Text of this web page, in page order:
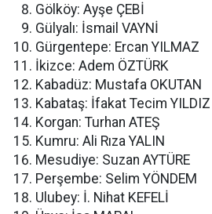
Gölköy: Ayşe ÇEBİ
Gülyalı: İsmail VAYNİ
Gürgentepe: Ercan YILMAZ
İkizce: Adem ÖZTÜRK
Kabadüz: Mustafa OKUTAN
Kabataş: İfakat Tecim YILDIZ
Korgan: Turhan ATEŞ
Kumru: Ali Rıza YALIN
Mesudiye: Suzan AYTÜRE
Perşembe: Selim YÖNDEM
Ulubey: İ. Nihat KEFELİ